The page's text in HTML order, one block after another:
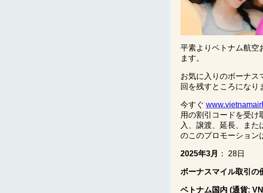
平素よりベトナム航空
ます。
お気に入りのボーナス
回を残すところになり
今すぐ
用の割引コードを受け
入、譲渡、延長、ま
のこのプロモーション
2025年3月 ： 28日
ボーナスマイル取引の
ベトナム国内 (通貨: